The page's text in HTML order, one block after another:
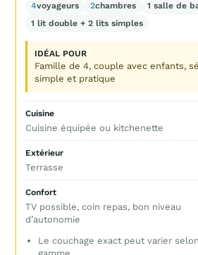
4voyageurs 2chambres
1 salle de
1 lit double + 2 lits simples
IDÉAL POUR
Famille de 4, couple avec enfants,
simple et pratique
Cuisine
Cuisine équipée ou kitchenette
Extérieur
Terrasse
Confort
TV possible, coin repas, bon niveau
d’autonomie
Le couchage exact peut varier